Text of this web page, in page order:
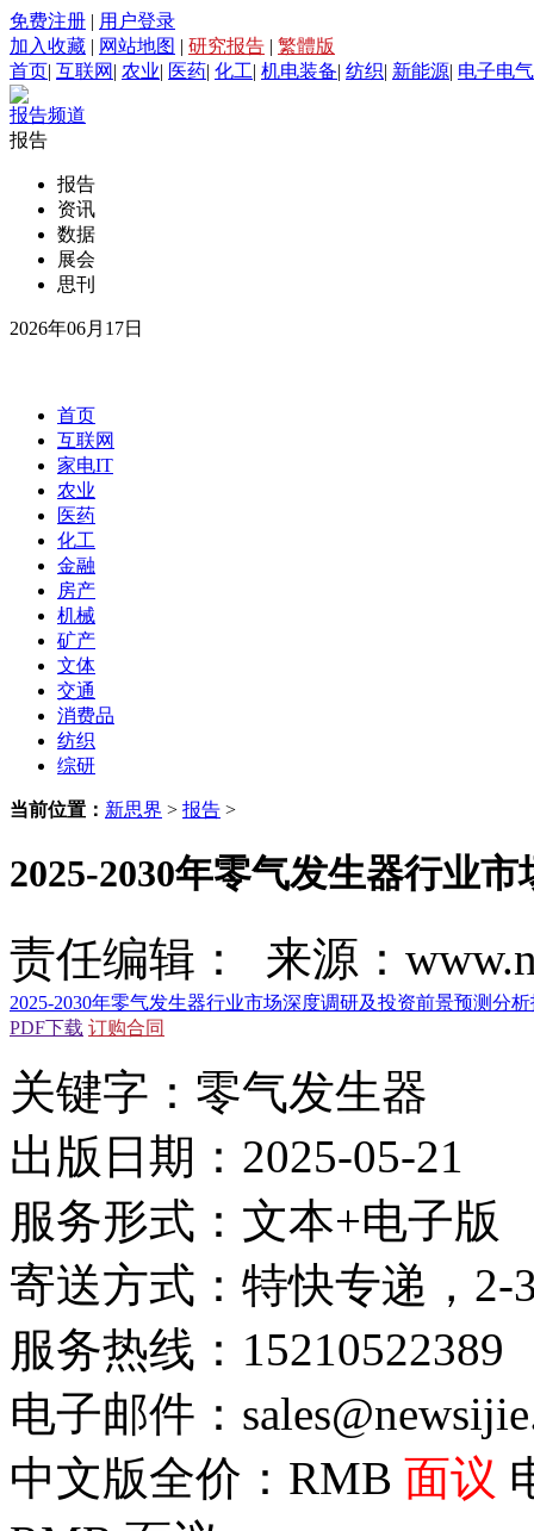
免费注册 | 用户登录
加入收藏 | 网站地图 | 研究报告 | 繁體版
首页| 互联网 | 农业| 医药| 化工| 机电装备| 纺织| 新能源| 电子电气
报告频道
报告
报告
资讯
数据
展会
思刊
2026年06月17日
首页
互联网
家电IT
农业
医药
化工
金融
房产
机械
矿产
文体
交通
消费品
纺织
综研
当前位置： 新思界 > 报告 >
2025-2030年零气发生器行业
责任编辑： 来源：
2025-2030年零气发生器行业市场深度调研及投资前景预测分
PDF下载 订购合同
关键字：零气发生器
出版日期：2025-05-21
服务形式：文本+电子版
寄送方式：特快专递，2-
服务热线：15210522389
电子邮件：
中文版全价：RMB 面议